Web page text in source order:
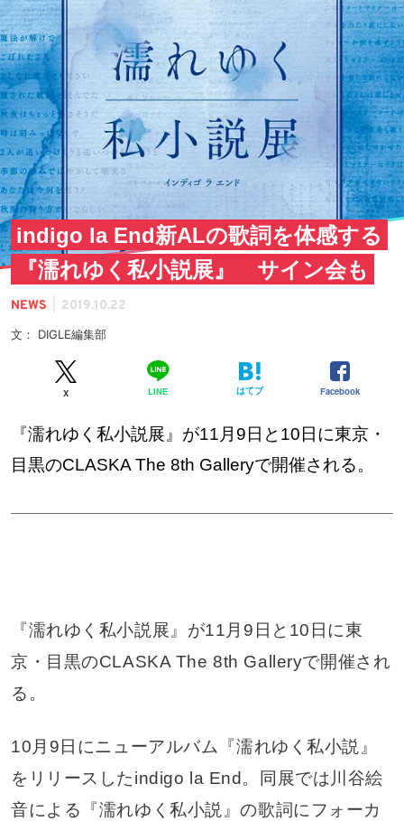
indigo la End新ALの歌詞を体感する
『濡れゆく私小説展』 サイン会も
NEWS 2019.10.22
文： DIGLE編集部
X LINE はてブ Facebook
『濡れゆく私小説展』が11月9日と10日に東京・
目黒のCLASKA The 8th Galleryで開催される。
『濡れゆく私小説展』が11月9日と10日に東
京・目黒のCLASKA The 8th Galleryで開催され
る。
10月9日にニューアルバム『濡れゆく私小説』
をリリースしたindigo la End。同展では川谷絵
音による『濡れゆく私小説』の歌詞にフォーカ